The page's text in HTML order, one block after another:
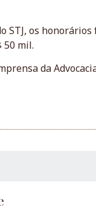
STJ, os
50 mil.
da